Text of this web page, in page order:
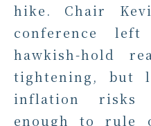
hike. Chair
conference
hawkish-hold
tightening, but
inflation
enough to rule